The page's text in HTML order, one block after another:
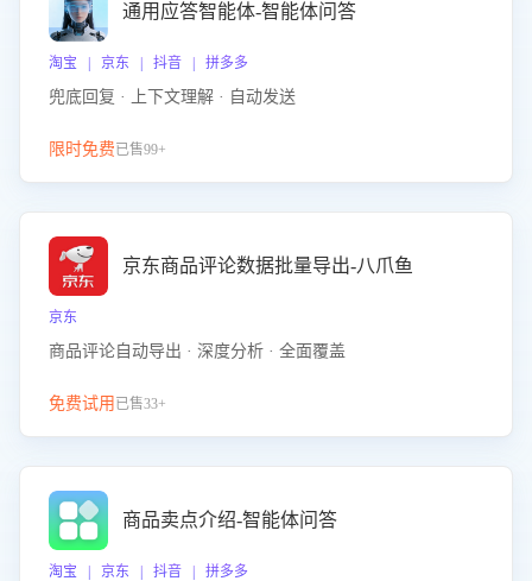
通用应答智能体-智能体问答
淘宝 | 京东 | 抖音 | 拼多多
兜底回复 · 上下文理解 · 自动发送
限时免费已售99+
京东商品评论数据批量导出-八爪鱼
京东
商品评论自动导出 · 深度分析 · 全面覆盖
免费试用 已售33+
商品卖点介绍-智能体问答
淘宝 | 京东 | 抖音 | 拼多多